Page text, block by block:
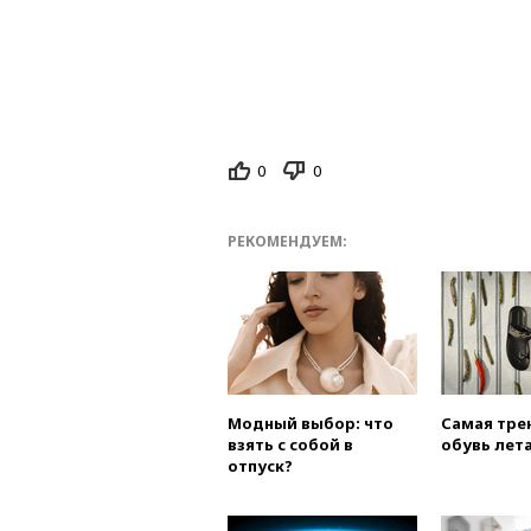
0 0
РЕКОМЕНДУЕМ:
Модный выбор: что
взять с собой в
отпуск?
Самая
обувь